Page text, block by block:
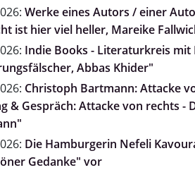
Werke eines Autors / einer
ist hier viel heller, Mareike
Indie Books - Literaturkreis mit
Abbas Khider"
Christoph Bartmann: Attacke
& Gespräch: Attacke von rechts
Die Hamburgerin Nefeli
Gedanke" vor